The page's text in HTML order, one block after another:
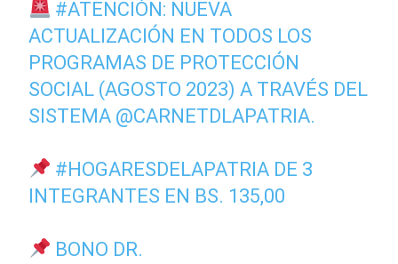
#ATENCIÓN: NUEVA
ACTUALIZACIÓN EN TODOS LOS
PROGRAMAS DE PROTECCIÓN
SOCIAL (AGOSTO 2023) A TRAVÉS DEL
SISTEMA @CARNETDLAPATRIA.
#HOGARESDELAPATRIA DE 3
INTEGRANTES EN BS. 135,00
BONO DR.